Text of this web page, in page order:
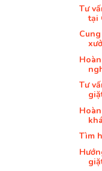
Tư
tại
Tư
Tìm